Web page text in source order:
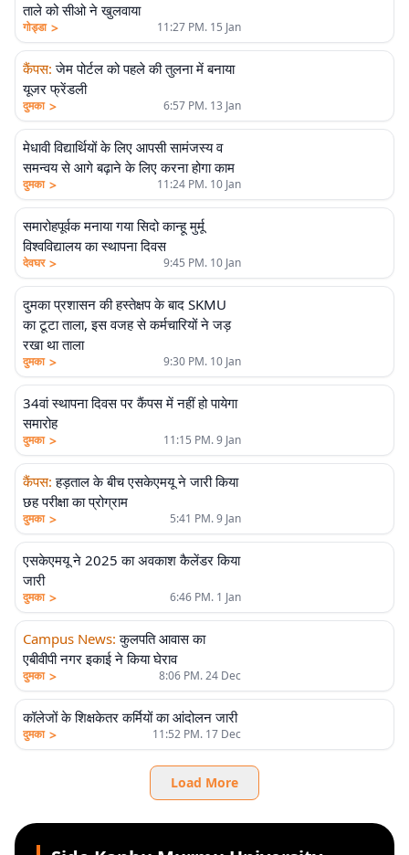
ताले को सीओ ने खुलवाया
गोड्डा > 11:27 PM. 15 Jan
कैंपस: जेम पोर्टल को पहले की तुलना में बनाया
यूजर फ्रेंडली
दुमका > 6:57 PM. 13 Jan
मेधावी विद्यार्थियों के लिए आपसी सामंजस्य व
समन्वय से आगे बढ़ाने के लिए करना होगा काम
दुमका > 11:24 PM. 10 Jan
समारोहपूर्वक मनाया गया सिदो कान्हू मुर्मू
विश्वविद्यालय का स्थापना दिवस
देवघर > 9:45 PM. 10 Jan
दुमका प्रशासन की हस्तेक्षप के बाद SKMU
का टूटा ताला, इस वजह से कर्मचारियों ने जड़
रखा था ताला
दुमका > 9:30 PM. 10 Jan
34वां स्थापना दिवस पर कैंपस में नहीं हो पायेगा
समारोह
दुमका > 11:15 PM. 9 Jan
कैंपस: हड़ताल के बीच एसकेएमयू ने जारी किया
छह परीक्षा का प्रोग्राम
दुमका > 5:41 PM. 9 Jan
एसकेएमयू ने 2025 का अवकाश कैलेंडर किया
जारी
दुमका > 6:46 PM. 1 Jan
Campus News: कुलपति आवास का
एबीवीपी नगर इकाई ने किया घेराव
दुमका > 8:06 PM. 24 Dec
कॉलेजों के शिक्षकेतर कर्मियों का आंदोलन जारी
दुमका > 11:52 PM. 17 Dec
Load More